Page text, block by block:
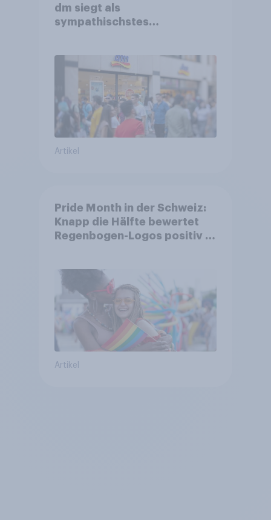
dm siegt als
sympathischstes
Artikel
Pride Month in der Schweiz:
Knapp die Hälfte bewertet
Regenbogen-Logos positiv –
Artikel